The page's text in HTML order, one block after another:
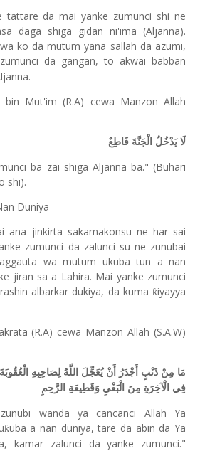
tattare da mai yanke zumunci shi ne
daga shiga gidan ni'ima (Aljanna).
ko da mutum yana sallah da azumi,
da gangan, to akwai babban
bin Mut'im (R.A) cewa Manzon Allah
لَا يَدْخُلُ الْجَنَّةَ قَاطِعٌ
ba zai shiga Aljanna ba." (Buhari
shi).
Duniya
ana jinkirta sakamakonsu ne har sai
zumunci da zalunci su ne zunubai
wa mutum ukuba tun a nan
jiran sa a Lahira. Mai yanke zumunci
albarkar dukiya, da kuma ƙiyayya
(R.A) cewa Manzon Allah (S.A.W)
مَا مِنْ ذَنْبٍ أَجْدَرُ أَنْ يُعَجِّلَ اللَّهُ لِصَاحِبِهِ
فِي الْآخِرَةِ مِنَ الْبَغْيِ وَقَطِيعَةِ الرَّحِمِ
wanda ya cancanci Allah Ya
ƙuba a nan duniya, tare da abin da Ya
kamar zalunci da yanke zumunci."